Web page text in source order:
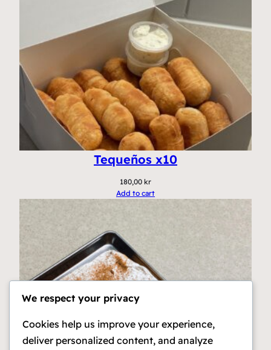
Tequeños x10
180,00 kr
Add to cart
We respect your privacy
Cookies help us improve your experience,
deliver personalized content, and analyze